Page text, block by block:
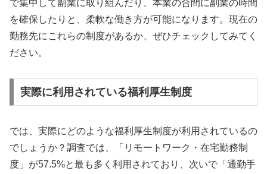
で集中して副業に取り組んだり、本業の合間に副業の時間
を確保したりと、柔軟な働き方が可能になります。現在の
勤務先にこれらの制度があるか、ぜひチェックしてみてく
ださい。
実際に利用されている福利厚生制度
では、実際にどのような福利厚生制度が利用されているの
でしょうか？調査では、「リモートワーク・在宅勤務制
度」が57.5%と最も多く利用されており、次いで「通勤手